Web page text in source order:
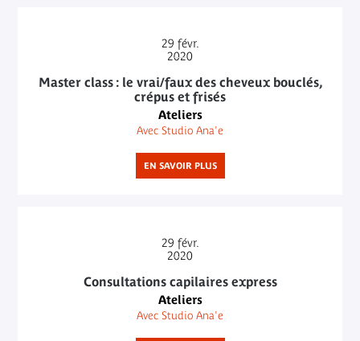
29 févr.
2020
Master class : le vrai/faux des cheveux bouclés,
crépus et frisés
Ateliers
Avec Studio Ana'e
EN SAVOIR PLUS
29 févr.
2020
Consultations capilaires express
Ateliers
Avec Studio Ana'e